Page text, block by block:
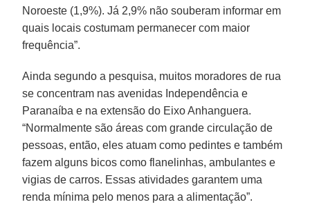
Noroeste (1,9%). Já 2,9% não souberam informar em
quais locais costumam permanecer com maior
frequência”.
Ainda segundo a pesquisa, muitos moradores de rua
se concentram nas avenidas Independência e
Paranaíba e na extensão do Eixo Anhanguera.
“Normalmente são áreas com grande circulação de
pessoas, então, eles atuam como pedintes e também
fazem alguns bicos como flanelinhas, ambulantes e
vigias de carros. Essas atividades garantem uma
renda mínima pelo menos para a alimentação”.